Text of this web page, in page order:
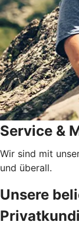
Service &
Wir sind mit
und überall.
Unsere